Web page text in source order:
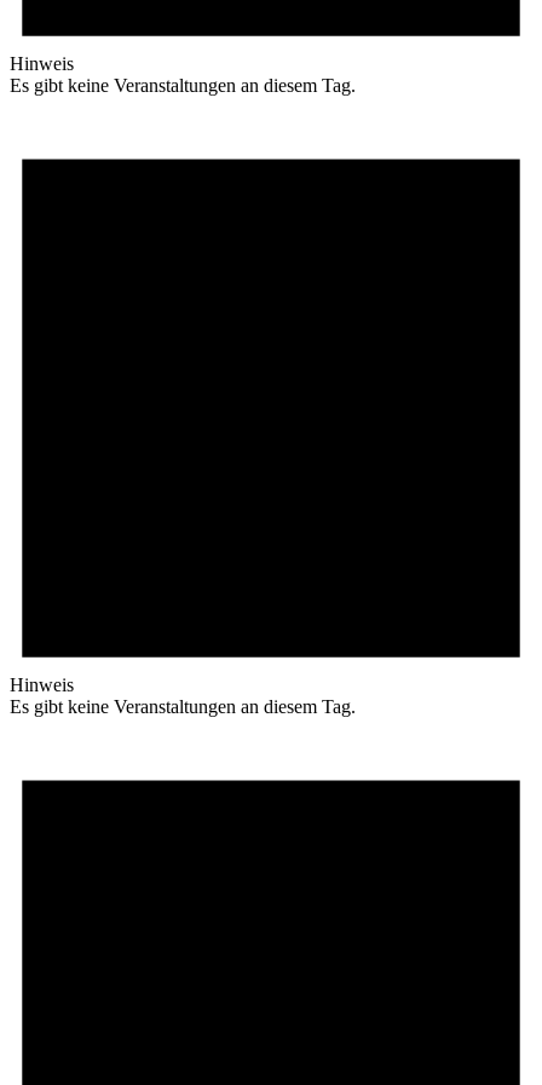
Hinweis
Es gibt keine Veranstaltungen an diesem Tag.
Hinweis
Es gibt keine Veranstaltungen an diesem Tag.